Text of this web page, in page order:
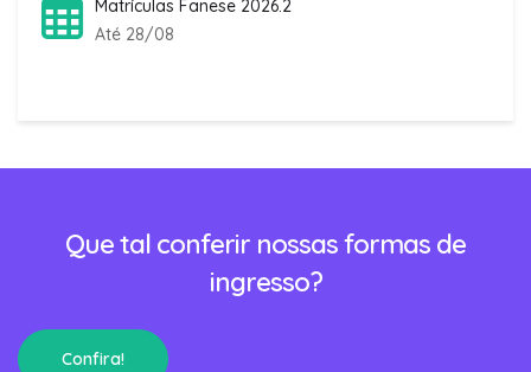
Matrículas Fanese 2026.2
Até 28/08
Que tal conferir nossas formas de
ingresso?
Confira!